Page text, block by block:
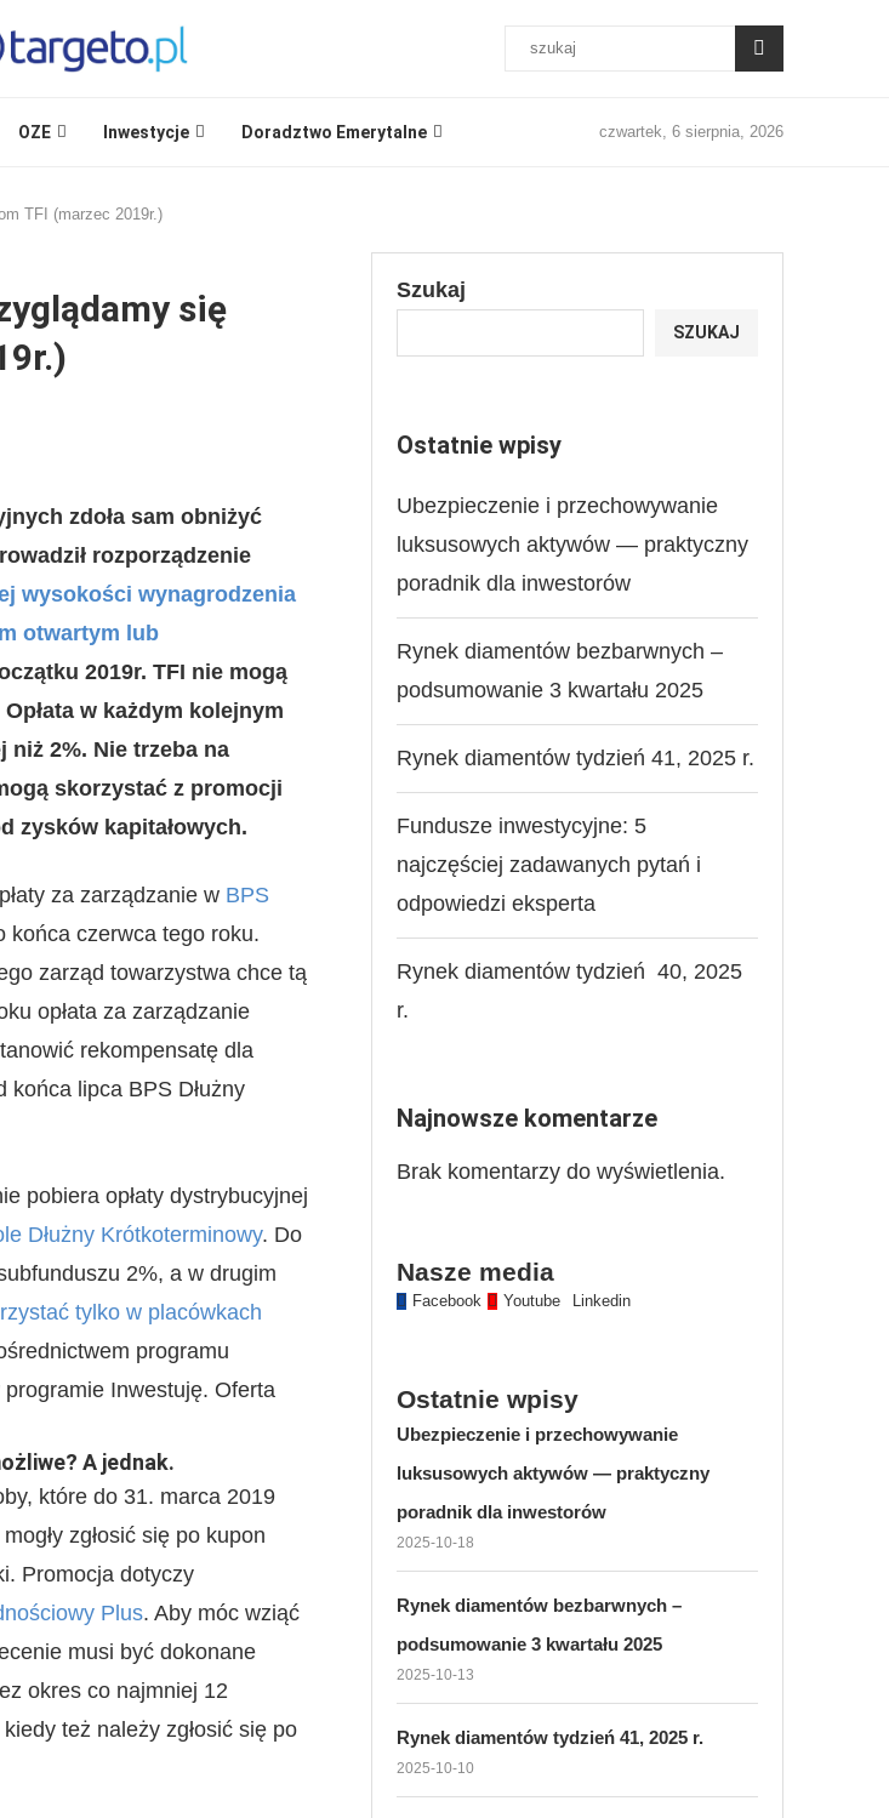
OZE Inwestycje Doradztwo Emerytalne czwartek, 6 sierpnia, 2026
TFI (marzec 2019r.)
się
zdoła sam obniżyć
rozporządzenie
wysokości wynagrodzenia
otwartym lub
2019r. TFI nie mogą
w każdym kolejnym
niż 2%. Nie trzeba na
skorzystać z promocji
zysków kapitałowych.
za zarządzanie w BPS
końca czerwca tego roku.
zarząd towarzystwa chce tą
opłata za zarządzanie
rekompensatę dla
lipca BPS Dłużny
pobiera opłaty dystrybucyjnej
Dłużny Krótkoterminowy. Do
2%, a w drugim
tylko w placówkach
programu
programie Inwestuję. Oferta
A jednak.
które do 31. marca 2019
zgłosić się po kupon
Promocja dotyczy
Plus. Aby móc wziąć
musi być dokonane
okres co najmniej 12
też należy zgłosić się po
Szukaj
SZUKAJ
Ostatnie wpisy
Ubezpieczenie i przechowywanie
luksusowych aktywów — praktyczny
poradnik dla inwestorów
Rynek diamentów bezbarwnych –
podsumowanie 3 kwartału 2025
Rynek diamentów tydzień 41, 2025 r.
Fundusze inwestycyjne: 5
najczęściej zadawanych pytań i
odpowiedzi eksperta
Rynek diamentów tydzień 40, 2025
r.
Najnowsze komentarze
Brak komentarzy do wyświetlenia.
Nasze media
Facebook Youtube Linkedin
Ostatnie wpisy
Ubezpieczenie i przechowywanie
luksusowych aktywów — praktyczny
poradnik dla inwestorów
2025-10-18
Rynek diamentów bezbarwnych –
podsumowanie 3 kwartału 2025
2025-10-13
Rynek diamentów tydzień 41, 2025 r.
2025-10-10